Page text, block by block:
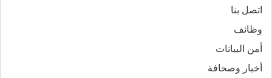
اتصل بنا
وظائف
أمن البيانات
أخبار وصحافة